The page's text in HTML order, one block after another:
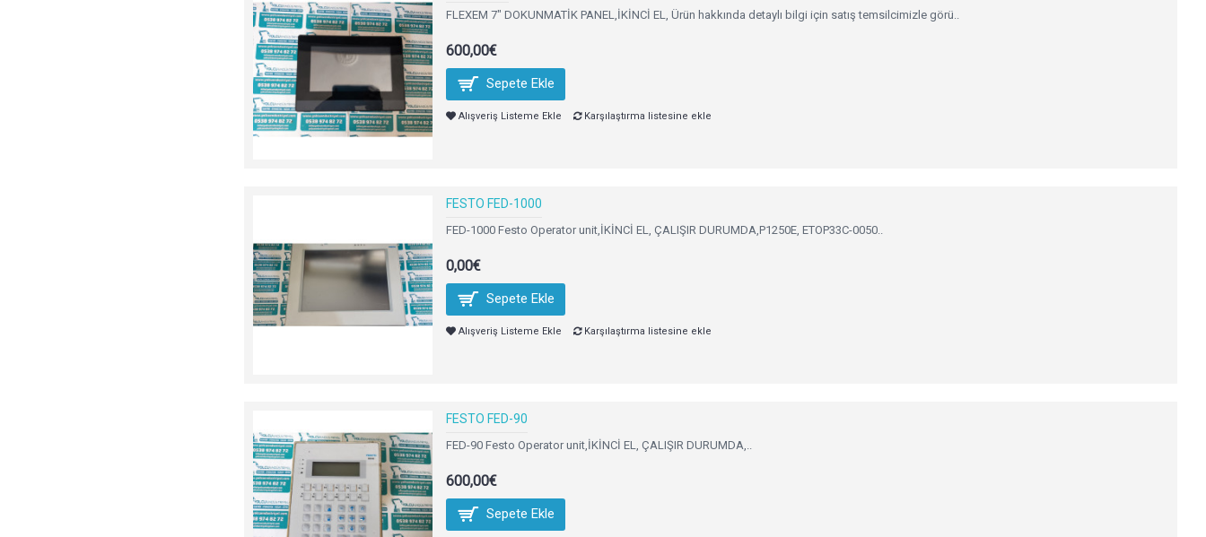
FLEXEM 7" DOKUNMATİK PANEL,İKİNCİ EL, Ürün hakkında detaylı bilgi için satış temsilcimizle görü..
600,00€
Sepete Ekle
Alışveriş Listeme Ekle Karşılaştırma listesine ekle
FESTO FED-1000
FED-1000 Festo Operator unit,İKİNCİ EL, ÇALIŞIR DURUMDA,P1250E, ETOP33C-0050..
0,00€
Sepete Ekle
Alışveriş Listeme Ekle Karşılaştırma listesine ekle
FESTO FED-90
FED-90 Festo Operator unit,İKİNCİ EL, ÇALIŞIR DURUMDA,..
600,00€
Sepete Ekle